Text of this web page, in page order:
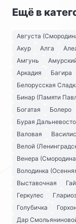
Ещё в
Августа
Акур
Алга
Амгунь
Аркадия
Багира
Белорусская
Бинар (Памяти
Богатая
Болеро
Бурая
Валовая
Велой
Венера
Володинка
Выставочная
Геркулес
Голубичка
Горхон
Дар